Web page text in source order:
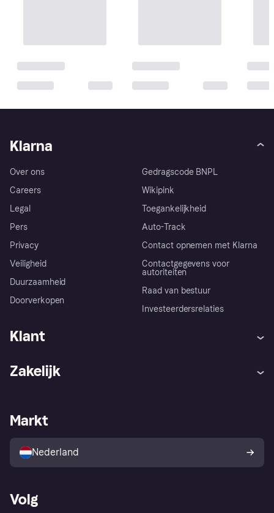
Klarna
Over ons
Careers
Legal
Pers
Privacy
Veiligheid
Duurzaamheid
Doorverkopen
Gedragscode BNPL
Wikipink
Toegankelijkheid
Auto-Track
Contact opnemen met Klarna
Contactgegevens voor
autoriteiten
Raad van bestuur
Investeerdersrelaties
Klant
Winkeloverzicht
Kopersbescherming voor
consumenten
Zakelijk
Zakelijke login
Markt
Nederland
Volg